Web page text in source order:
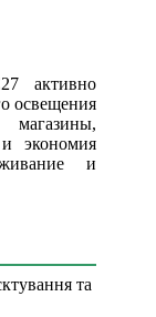
активно
освещения
экономия
и
та